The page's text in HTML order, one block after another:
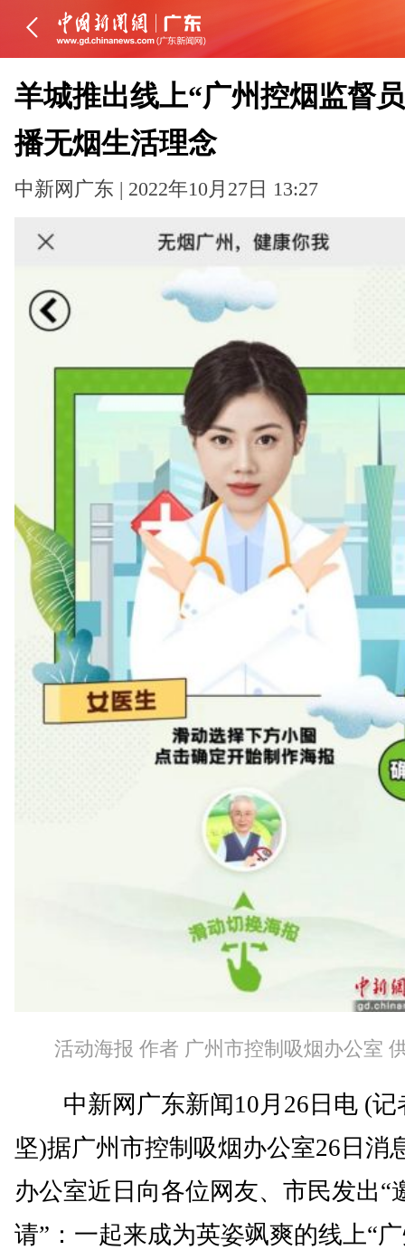
羊城推出线上“广州控烟监督
播无烟生活理念
中新网广东 | 2022年10月27日 13:27
活动海报 作者 广州市控制吸烟办公室
中新网广东新闻10月26日电 (记
坚)据广州市控制吸烟办公室26日消
办公室近日向各位网友、市民发出“
请”：一起来成为英姿飒爽的线上“